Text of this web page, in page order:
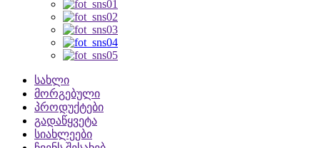
სახლი
მორგებული
პროდუქტები
გადაწყვეტა
სიახლეები